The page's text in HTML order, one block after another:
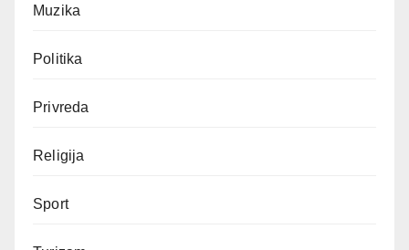
Muzika
Politika
Privreda
Religija
Sport